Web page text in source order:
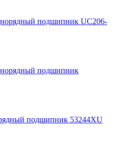
подшипник UC206-
подшипник
подшипник 53244XU